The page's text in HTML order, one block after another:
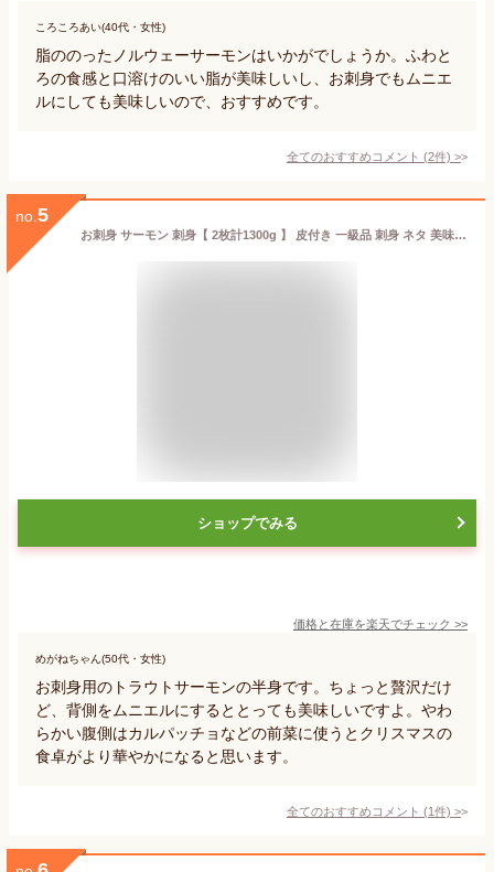
ころころあい(40代・女性)
脂ののったノルウェーサーモンはいかがでしょうか。ふわと
ろの食感と口溶けのいい脂が美味しいし、お刺身でもムニエ
ルにしても美味しいので、おすすめです。
全てのおすすめコメント (2件) >
no. 5
お刺身 サーモン 刺身【 2枚計1300g 】 皮付き 一級品 刺身 ネタ 美味しい 通販 送料無料 冷凍 海鮮 丼 ムニエル 鮭皮 チップス カルパッチョ 手巻 寿司 ちらし アボカド 鮭 ポキ丼 シャケ トラウトサーモン 生食 高品質 ホイル焼 サーモン 1kg 約 一級品 高品質 P10
ショップでみる
価格と在庫を楽天でチェック >>
めがねちゃん(50代・女性)
お刺身用のトラウトサーモンの半身です。ちょっと贅沢だけ
ど、背側をムニエルにするととっても美味しいですよ。やわ
らかい腹側はカルパッチョなどの前菜に使うとクリスマスの
食卓がより華やかになると思います。
全てのおすすめコメント (1件) >